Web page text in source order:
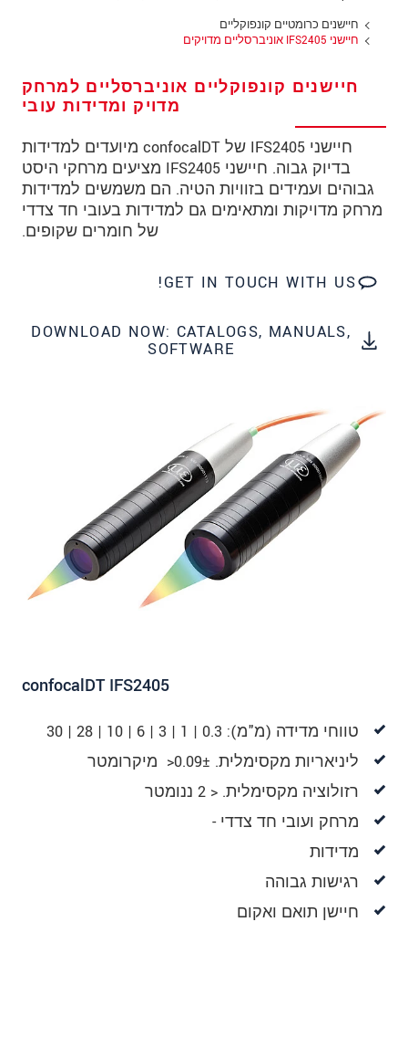
חיישנים כרומטיים קונפוקליים
חיישני IFS2405 אוניברסליים מדויקים
חיישנים קונפוקליים אוניברסליים למרחק
מדויק ומדידות עובי
חיישני IFS2405 של confocalDT מיועדים למדידות
בדיוק גבוה. חיישני IFS2405 מציעים מרחקי היסט
גבוהים ועמידים בזוויות הטיה. הם משמשים למדידות
מרחק מדויקות ומתאימים גם למדידות בעובי חד צדדי
של חומרים שקופים.
GET IN TOUCH WITH US!
DOWNLOAD NOW: CATALOGS, MANUALS,
SOFTWARE
confocalDT IFS2405
טווחי מדידה (מ"מ): 0.3 | 1 | 3 | 6 | 10 | 28 | 30
ליניאריות מקסימלית. 0.09±< מיקרומטר
רזולוציה מקסימלית. < 2 ננומטר
מרחק ועובי חד צדדי -
מדידות
רגישות גבוהה
חיישן תואם ואקום
מיקוד
עיר*
טלפון
כתובת דוא"ל *
ארץ*
* שדות חובה
שלח הודעה